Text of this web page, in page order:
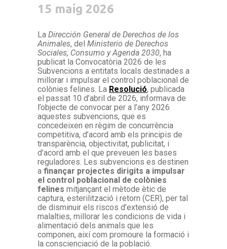
15 maig 2026
La Dirección General de Derechos de los
Animales, del Ministerio de Derechos
Sociales, Consumo y Agenda 2030, ha
publicat la Convocatòria 2026 de les
Subvencions a entitats locals destinades a
millorar i impulsar el control poblacional de
colònies felines. La Resolució, publicada
el passat 10 d’abril de 2026, informava de
l’objecte de convocar per a l’any 2026
aquestes subvencions, que es
concedeixen en règim de concurrència
competitiva, d’acord amb els principis de
transparència, objectivitat, publicitat, i
d’acord amb el que preveuen les bases
reguladores. Les subvencions es destinen
a finançar projectes dirigits a impulsar
el control poblacional de colònies
felines mitjançant el mètode ètic de
captura, esterilització i retorn (CER), per tal
de disminuir els riscos d’extensió de
malalties, millorar les condicions de vida i
alimentació dels animals que les
componen, així com promoure la formació i
la conscienciació de la població.